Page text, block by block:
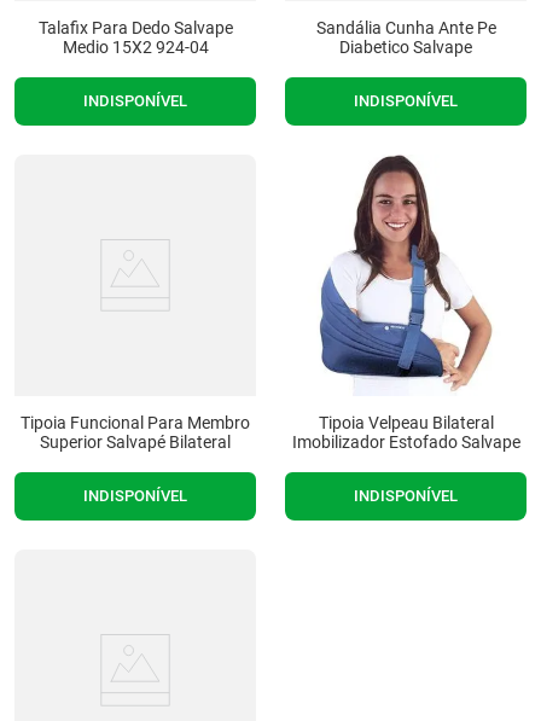
Talafix Para Dedo Salvape
Medio 15X2 924-04
INDISPONÍVEL
Sandália Cunha Ante Pe
Diabetico Salvape
INDISPONÍVEL
Tipoia Funcional Para Membro
Superior Salvapé Bilateral
INDISPONÍVEL
Tipoia Velpeau Bilateral
Imobilizador Estofado Salvape
INDISPONÍVEL